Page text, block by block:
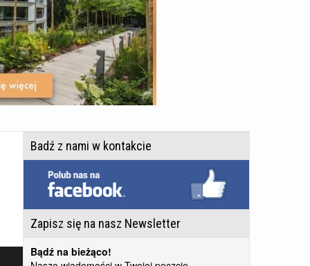
Badź z nami w kontakcie
Zapisz się na nasz Newsletter
Bądź na bieżąco!